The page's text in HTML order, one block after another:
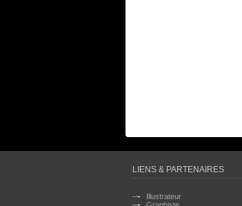
LIENS & PARTENAIRES
Illustrateur